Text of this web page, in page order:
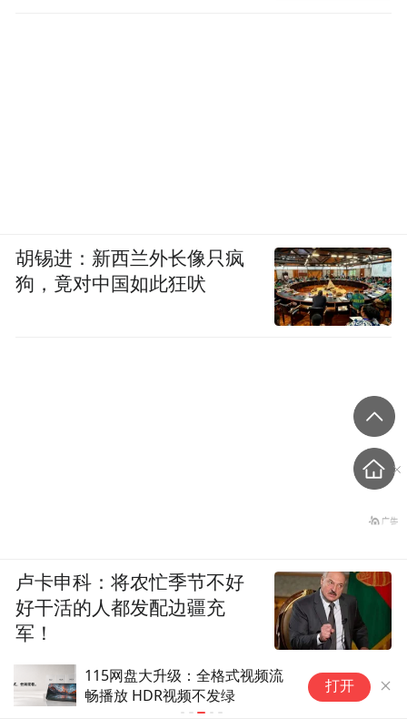
：全格式视频流
频不发绿
淡定！铁塔没那么容易被替
伯恩斯坦：哪怕马斯克脑洞
打开
胡锡进：新西兰外长像只疯
狗，竟对中国如此狂吠
卢卡申科：将农忙季节不好
好干活的人都发配边疆充
军！